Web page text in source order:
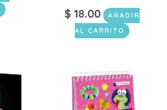
$ 18.00
AÑADIR
AL CARRITO